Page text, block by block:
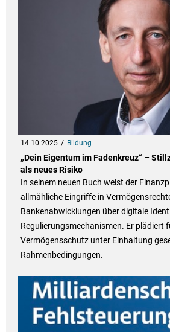
14.10.2025 Bildung
„Dein Eigentum im Fadenkreuz“ –
als neues Risiko
In seinem neuen Buch weist der
allmähliche Eingriffe in
Bankenabwicklungen über digitale
Regulierungsmechanismen. Er plädiert
Vermögensschutz unter Einhaltung
Rahmenbedingungen.